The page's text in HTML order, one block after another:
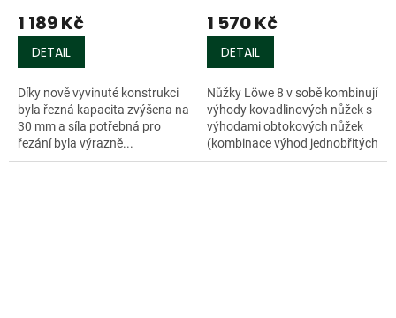
1 189 Kč
DETAIL
Díky nově vyvinuté konstrukci
byla řezná kapacita zvýšena na
30 mm a síla potřebná pro
řezání byla výrazně...
1 570 Kč
DETAIL
Nůžky Löwe 8 v sobě kombinují
výhody kovadlinových nůžek s
výhodami obtokových nůžek
(kombinace výhod jednobřitých
i...